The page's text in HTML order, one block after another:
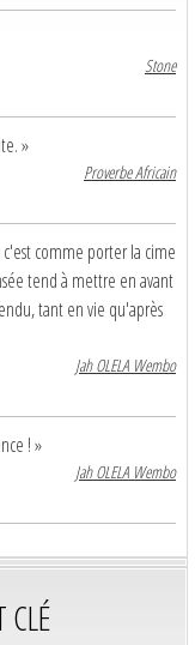
Stone
»
Proverbe Africain
comme porter la cime
tend à mettre en avant
tant en vie qu'après
Jah OLELA Wembo
! »
Jah OLELA Wembo
CLÉ